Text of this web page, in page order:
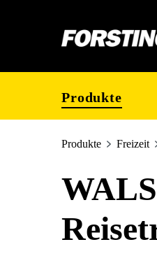
Produkte
Produkte Freizeit